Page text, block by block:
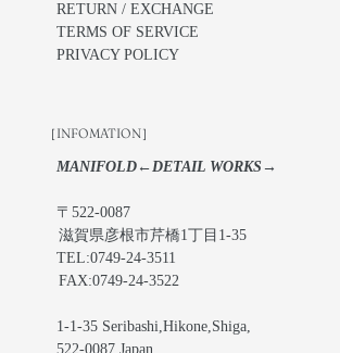
RETURN / EXCHANGE
TERMS OF SERVICE
PRIVACY POLICY
［INFOMATION］
MANIFOLD←DETAIL WORKS→
〒522-0087
滋賀県彦根市芹橋1丁目1-35
TEL:0749-24-3511
FAX:0749-24-3522
1-1-35 Seribashi,Hikone,Shiga,
522-0087,Japan